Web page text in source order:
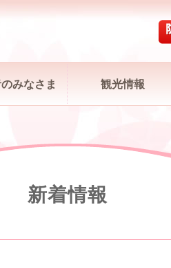
みなさま 観光情報
新着情報